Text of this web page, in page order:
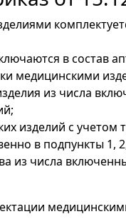
в состав
медицинскими
из числа
изделий с учетом
в подпункты 1,
из числа